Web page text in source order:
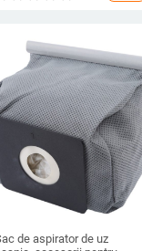
de aspirator de uz